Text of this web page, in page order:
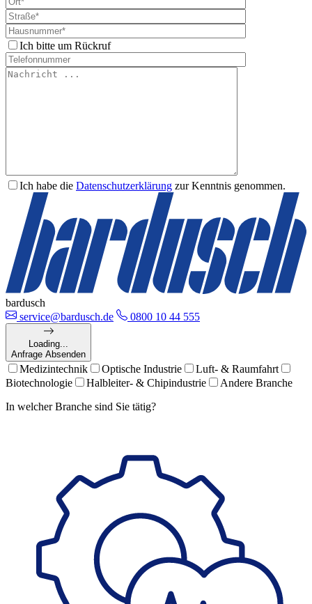
Ich bitte um Rückruf
Ich habe die Datenschutzerklärung zur Kenntnis genommen.
bardusch
service@bardusch.de
0800 10 44 555
Loading...
Anfrage Absenden
Medizintechnik Optische Industrie
Luft- & Raumfahrt
Biotechnologie
Halbleiter- & Chipindustrie
Andere Branche
In welcher Branche sind Sie tätig?